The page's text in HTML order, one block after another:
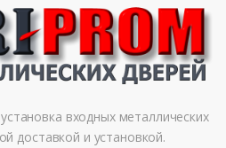
входных металлических
доставкой и установкой.